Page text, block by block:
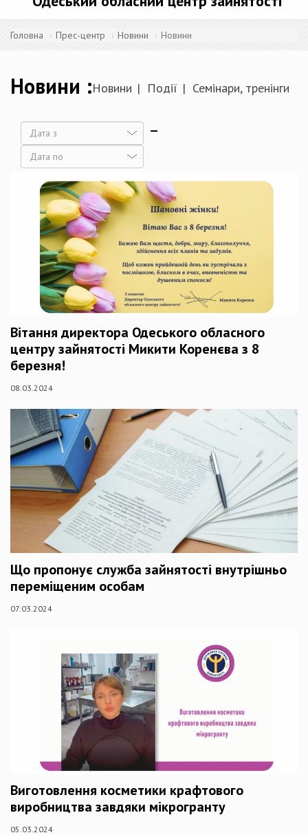
Головна Прес-центр Новини Новини
Новини Новини Події Семінари, тренінги
Дата
Вітання директора Одеського обласного
центру зайнятості Микити Коренєва з 8
березня!
08.03.2024
Що пропонує служба зайнятості внутрішньо
переміщеним особам
07.03.2024
Виготовлення косметики крафтового
виробництва завдяки мікрогранту
05.03.2024